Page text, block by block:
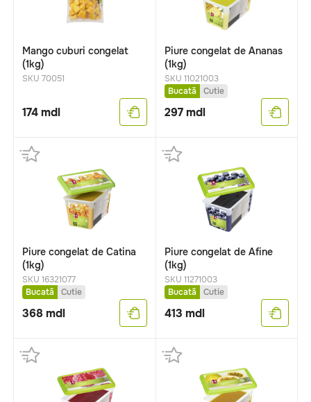
Mango cuburi congelat
(1kg)
SKU 70051
174mdl
Piure congelat de Ananas
(1kg)
SKU 11021003
Bucată
Cutie
297mdl
Piure congelat de Catina
(1kg)
SKU 16321077
Bucată
Cutie
368mdl
Piure congelat de Afine
(1kg)
SKU 11271003
Bucată
Cutie
413 mdl